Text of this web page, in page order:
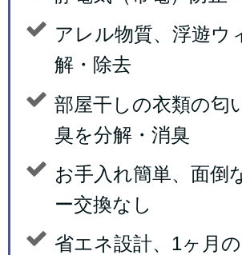
アレル物質、浮遊ウ
解・除去
部屋干しの衣類の匂
臭を分解・消臭
お手入れ簡単、面倒
ー交換なし
省エネ設計、1ヶ月